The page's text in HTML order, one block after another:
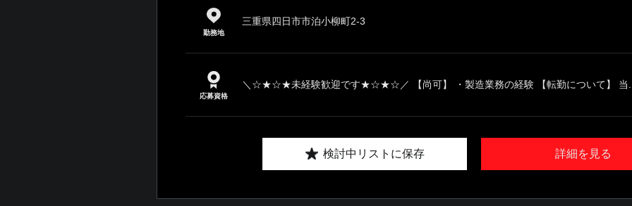
勤務地
三重県四日市市泊小柳町2-3
応募資格
＼☆★☆★未経験歓迎です★☆★☆／ 【尚可】 ・製造業務の経験 【転勤について】 当...
詳細を見る
検討中リストに保存